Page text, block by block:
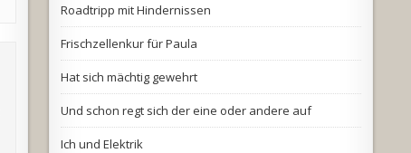
Roadtripp mit Hindernissen
Frischzellenkur für Paula
Hat sich mächtig gewehrt
Und schon regt sich der eine oder andere auf
Ich und Elektrik